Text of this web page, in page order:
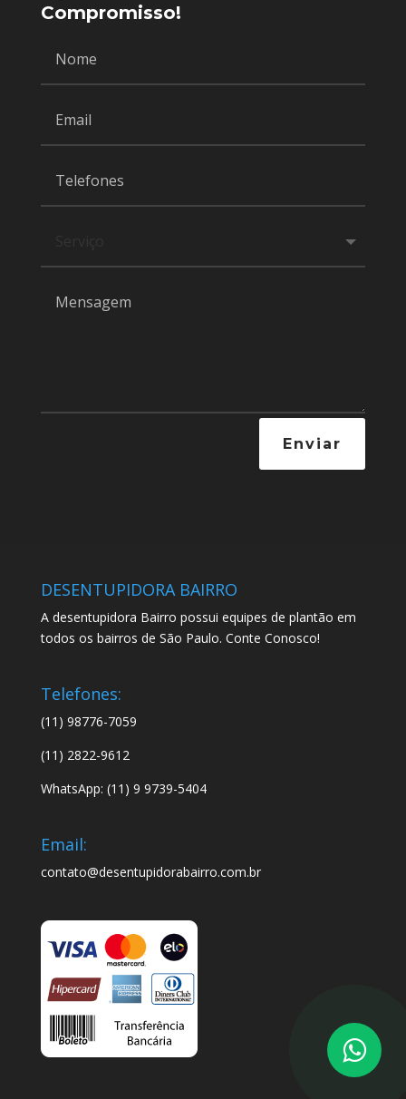
Compromisso!
Enviar
DESENTUPIDORA BAIRRO
A desentupidora Bairro possui equipes de plantão em
todos os bairros de São Paulo. Conte Conosco!
Telefones:
(11) 98776-7059
(11) 2822-9612
WhatsApp: (11) 9 9739-5404
Email:
contato@desentupidorabairro.com.br